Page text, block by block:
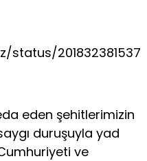
eden şehitlerimizin
duruşuyla yad
ve